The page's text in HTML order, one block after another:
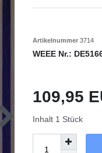
Artikelnummer 3714
WEEE Nr.:
109,95
Inhalt 1 Stück